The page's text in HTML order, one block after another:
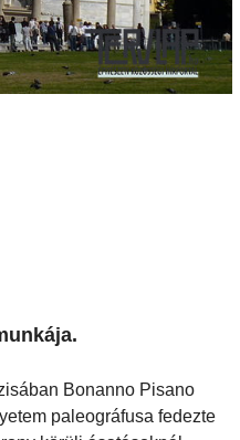
Bonanno Pisano
paleográfusa fedezte